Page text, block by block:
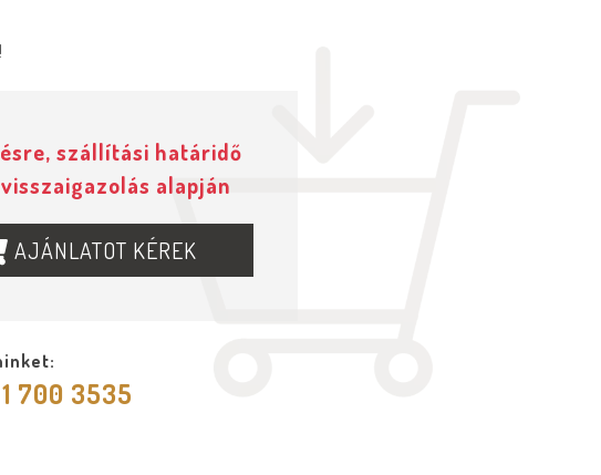
szállítási határidő
alapján
AJÁNLATOT KÉREK
700 3535